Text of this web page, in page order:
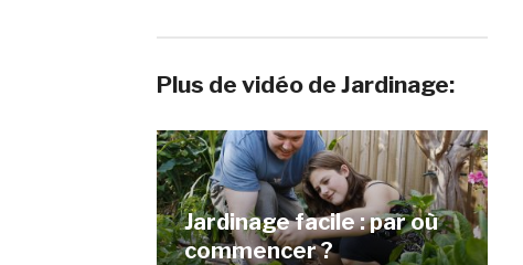
Plus de vidéo de Jardinage:
Jardinage facile : par où
commencer ?